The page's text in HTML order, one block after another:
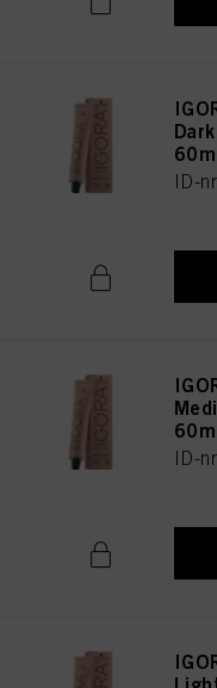
ID-
ID-